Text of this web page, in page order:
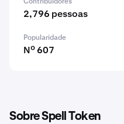
2,796 pessoas
Popularidade
Nº 607
Sobre Spell Token